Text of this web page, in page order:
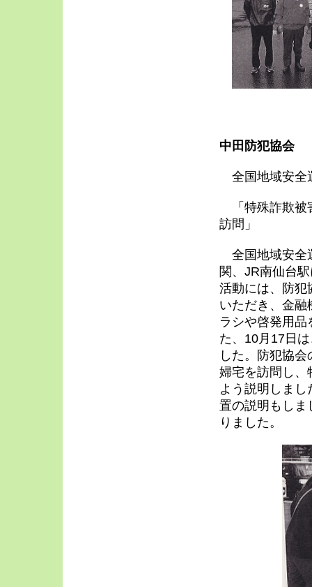
中田防犯協会
全国地域安
「特殊詐欺被
訪問」
全国地域安全
関、JR南仙台
活動には、防犯
いただき、金融
ラシや啓発用
た、10月17日
した。防犯協
婦宅を訪問し、
よう説明しま
置の説明もしま
りました。